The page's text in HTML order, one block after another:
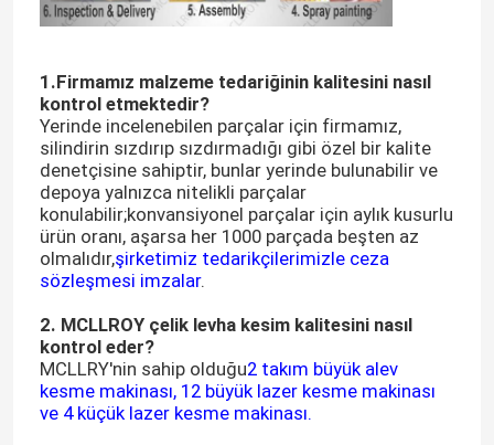
1.Firmamız malzeme tedariğinin kalitesini nasıl
kontrol etmektedir?
Yerinde incelenebilen parçalar için firmamız,
silindirin sızdırıp sızdırmadığı gibi özel bir kalite
denetçisine sahiptir, bunlar yerinde bulunabilir ve
depoya yalnızca nitelikli parçalar
konulabilir;konvansiyonel parçalar için aylık kusurlu
ürün oranı, aşarsa her 1000 parçada beşten az
olmalıdır,şirketimiz tedarikçilerimizle ceza
sözleşmesi imzalar.
2. MCLLROY çelik levha kesim kalitesini nasıl
kontrol eder?
MCLLRY'nin sahip olduğu2 takım büyük alev
kesme makinası, 12 büyük lazer kesme makinası
ve 4 küçük lazer kesme makinası.